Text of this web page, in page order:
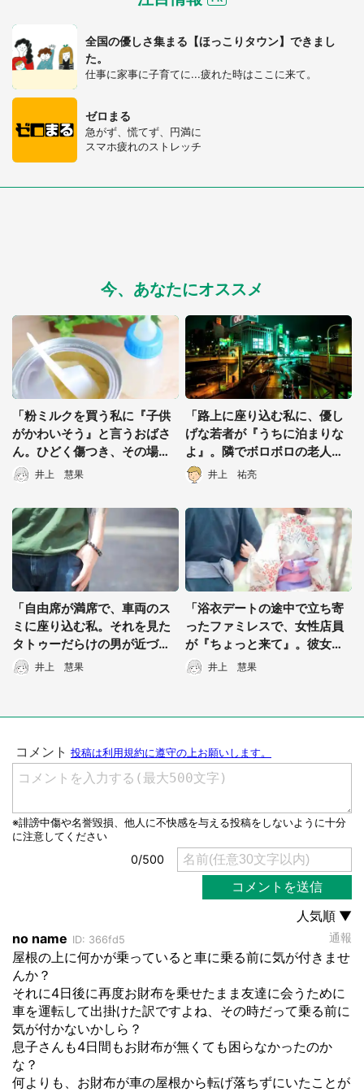
都道府選択
全国の優しさ集まる【ほっこりタウン】できまし
た。
仕事に家事に子育てに...疲れた時はここに来て。
ゼロまる
急がず、慌てず、円満に
スマホ疲れのストレッチ
今、あなたにオススメ
「粉ミルクを買う私に『子供
がかわいそう』と言うおばさ
ん。ひどく傷つき、その場を
離れようとすると...」（群馬
県・30代女性）
井上 慧果
「路上に座り込む私に、優し
げな若者が『うちに泊まりな
よ』。隣でボロボロの老人が
それを聞いていて...」（千葉
県・40代男性）
井上 祐亮
「自由席が満席で、車両のス
ミに座り込む私。それを見た
タトゥーだらけの男が近づい
てきて...」（愛知県・40代女
性）
井上 慧果
「浴衣デートの途中で立ち寄
ったファミレスで、女性店員
が『ちょっと来て』。彼女は
私をトイレに連れていき...」
（新潟県・30代女性）
井上 慧果